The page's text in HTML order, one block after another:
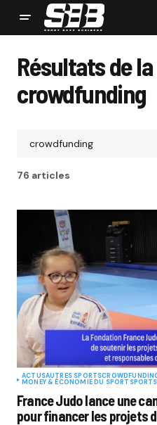
Résultats de
crowdfunding
76 articles
ACTUSAUTRES SPORTS
MONEY & ÉCONOMIE DU SPORT SPORTS
France Judo lance une
pour financer les projets